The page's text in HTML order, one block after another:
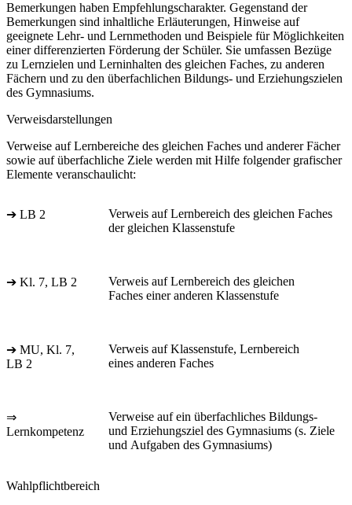
Bemerkungen haben Empfehlungscharakter. Gegenstand der
Bemerkungen sind inhaltliche Erläuterungen, Hinweise auf
geeignete Lehr- und Lernmethoden und Beispiele für Möglichkeiten
einer differenzierten Förderung der Schüler. Sie umfassen Bezüge
zu Lernzielen und Lerninhalten des gleichen Faches, zu anderen
Fächern und zu den überfachlichen Bildungs- und Erziehungszielen
des Gymnasiums.
Verweisdarstellungen
Verweise auf Lernbereiche des gleichen Faches und anderer Fächer
sowie auf überfachliche Ziele werden mit Hilfe folgender grafischer
Elemente veranschaulicht:
➔ LB 2
Verweis auf Lernbereich des gleichen Faches
der gleichen Klassenstufe
➔ Kl. 7, LB 2
Verweis auf Lernbereich des gleichen
Faches einer anderen Klassenstufe
➔ MU, Kl. 7,
LB 2
Verweis auf Klassenstufe, Lernbereich
eines anderen Faches
⇒
Lernkompetenz
Verweise auf ein überfachliches Bildungs-
und Erziehungsziel des Gymnasiums (s. Ziele
und Aufgaben des Gymnasiums)
Wahlpflichtbereich